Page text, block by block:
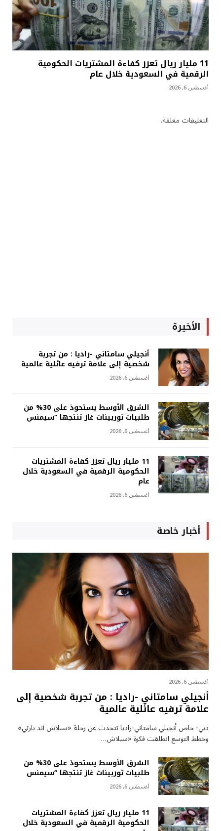
11 مليار ريال تعزز كفاءة المشتريات الحكومية
الرقمية في السعودية خلال عام
أغسطس 6, 2026
التعليقات مغلقة.
الأخيرة
أنجيلي سامتاني -راديا : من تجربة
شخصية إلى علامة ترفيه عائلية عالمية
أغسطس 6, 2026
الشرق الأوسط يستحوذ على 30% من
طلبيات توربينات غاز تنتجها “سيمنس
أغسطس 6, 2026
11 مليار ريال تعزز كفاءة المشتريات
الحكومية الرقمية في السعودية خلال
عام
أغسطس 6, 2026
أخبار خاصة
أغسطس 6, 2026
أنجيلي سامتاني -راديا : من تجربة شخصية إلى
علامة ترفيه عائلية عالمية
دبي- خاص أنجيلي سامتاني-راديا تتحدث عن رحلة «سبلاش آند بارتي»
وخطط التوسع انطلقت فكرة «سبلاش…
الشرق الأوسط يستحوذ على 30% من
طلبيات توربينات غاز تنتجها “سيمنس
أغسطس 6, 2026
11 مليار ريال تعزز كفاءة المشتريات
الحكومية الرقمية في السعودية خلال